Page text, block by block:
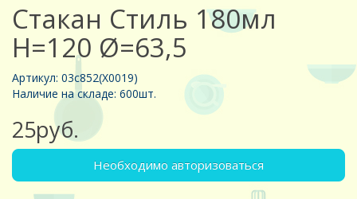
Стакан Стиль 180мл
H=120 Ø=63,5
Артикул: 03с852(Х0019)
Наличие на складе: 600шт.
25руб.
Необходимо авторизоваться